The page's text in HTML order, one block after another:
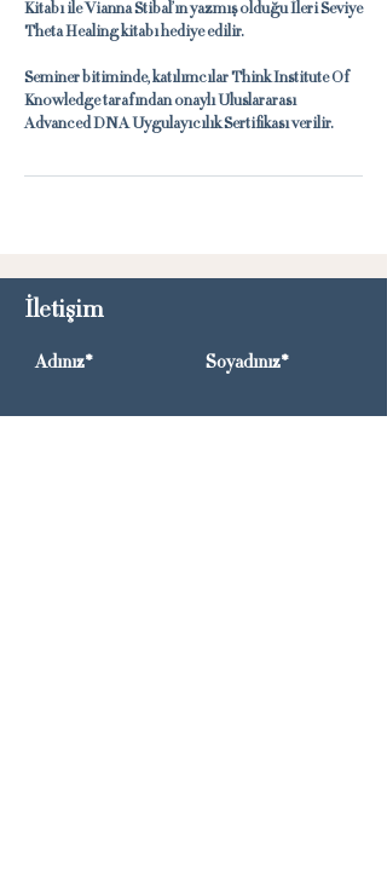
Kitabı ile Vianna Stibal’ın yazmış olduğu İleri Seviye
Theta Healing kitabı hediye edilir.
Seminer bitiminde, katılımcılar Think Institute Of
Knowledge tarafından onaylı Uluslararası
Advanced DNA Uygulayıcılık Sertifikası verilir.
İletişim
Adınız* Soyadınız*